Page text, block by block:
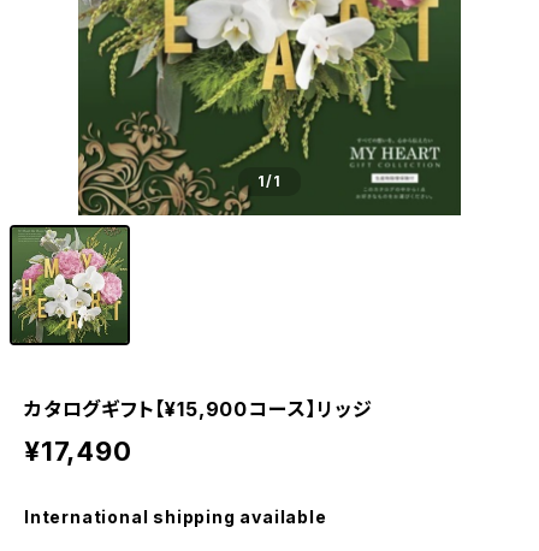
1/1
カタログギフト【¥15,900コース】リッジ
¥17,490
International shipping available